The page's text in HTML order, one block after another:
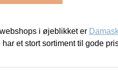
i øjeblikket er
har et stort sortiment til gode